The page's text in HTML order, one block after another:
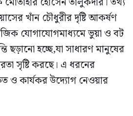
খাঁন চৌধুরীর দৃষ্টি আকর্ষণ
যোগাযোগমাধ্যমে ভুয়া ও বট
ছড়ানো হচ্ছে,যা সাধারণ মানুষের
সৃষ্টি করছে। এ ধরনের
ও কার্যকর উদ্যোগ নেওয়ার